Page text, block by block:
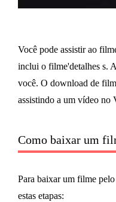
Você pode assistir ao
inclui o filme'detalhes s.
você. O download de
assistindo a um vídeo no
Como baixar um
Para baixar um filme
estas etapas: